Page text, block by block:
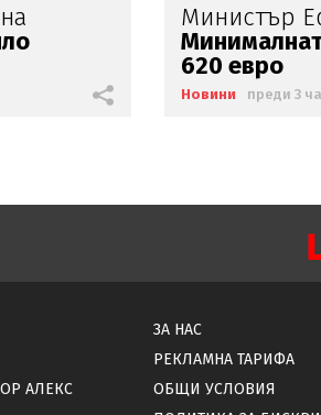
да е
река Дунав
Новини преди 3
АЛЕКС
ЗА НАС
РЕКЛАМНА ТАРИФА
ОБЩИ УСЛОВИЯ